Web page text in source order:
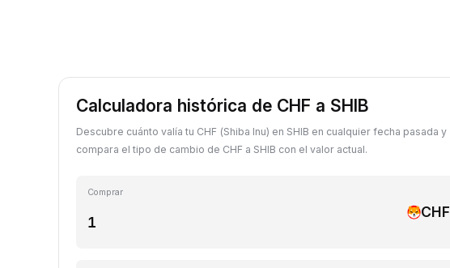
Calculadora histórica de CHF a SHIB
Descubre cuánto valía tu CHF (Shiba Inu) en SHIB en cualquier fecha pasada y
compara el tipo de cambio de CHF a SHIB con el valor actual.
Comprar
CHF